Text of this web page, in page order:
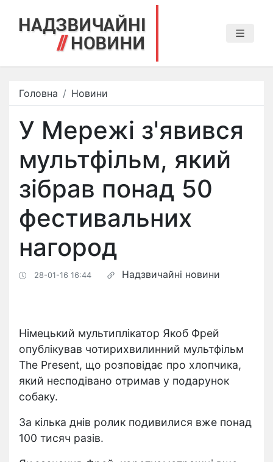
Головна Новини
У Мережі з'явився
мультфільм, який
зібрав понад 50
фестивальних
нагород
28-01-16 16:44 Надзвичайні новини
Німецький мультиплікатор Якоб Фрей
опублікував чотирихвилинний мультфільм
The Present, що розповідає про хлопчика,
який несподівано отримав у подарунок
собаку.
За кілька днів ролик подивилися вже понад
100 тисяч разів.